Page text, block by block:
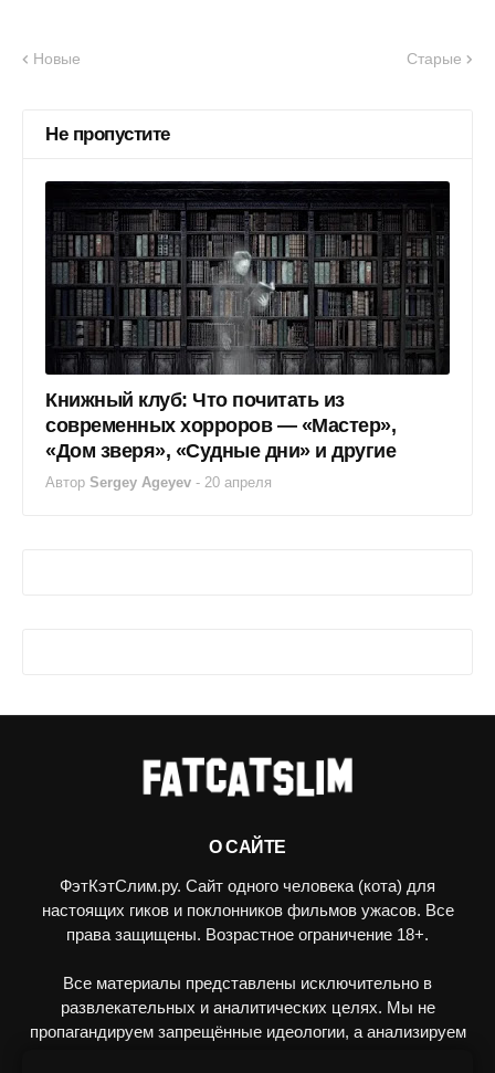
Новые Старые
Не пропустите
Книжный клуб: Что почитать из
современных хорроров — «Мастер»,
«Дом зверя», «Судные дни» и другие
Автор Sergey Ageyev - 20 апреля
О САЙТЕ
ФэтКэтСлим.ру. Сайт одного человека (кота) для
настоящих гиков и поклонников фильмов ужасов. Все
права защищены. Возрастное ограничение 18+.
Все материалы представлены исключительно в
развлекательных и аналитических целях. Мы не
пропагандируем запрещённые идеологии, а анализируем